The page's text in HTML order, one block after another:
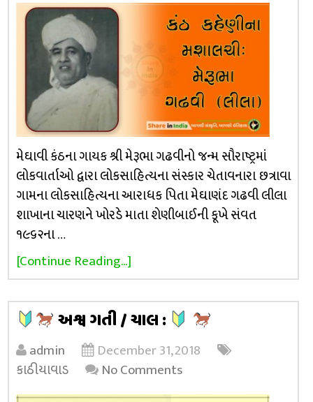
મેઘાવી કંઠના ગાયક શ્રી મેરૂભા ગઢવીનો જન્મ સૌરાષ્ટ્રમાં
લોકવાર્તાઓ દ્વારા લોકસાહિત્યના સંસ્કાર ચેતાવનારા છત્રાવા
ગામના લોકસાહિત્યના આરાધક પિતા મેઘાણંદ ગઢવી લીલા
શાખાના ચારણને ખોરડે માતા શેણીબાઈની કૂખે સંવત
૧૯૬૨ના …
[Continue Reading...]
અશ્વ ગતી / ચાલ :
admin
December 31, 2018
કાઠીયાવાડ
No Comments